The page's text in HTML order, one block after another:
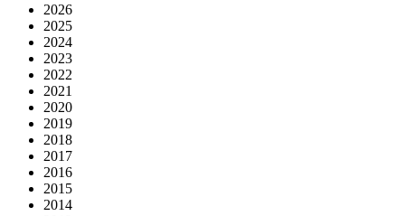
2026
2025
2024
2023
2022
2021
2020
2019
2018
2017
2016
2015
2014